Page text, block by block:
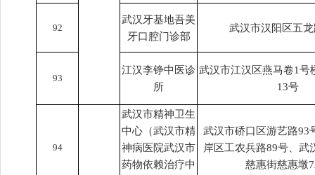
92
武汉牙基地吾美
牙口腔门诊部
武汉市汉阳区五
93
江汉李铮中医诊
所
武汉市江汉区燕马卷1号
13号
94
武汉市精神卫生
中心（武汉市精
神病医院武汉市
药物依赖治疗中
武汉市硚口区游艺路93
岸区工农兵路89号、武
慈惠街慈惠墩